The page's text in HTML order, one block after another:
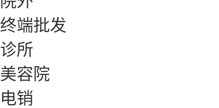
终端批发
诊所
美容院
电销